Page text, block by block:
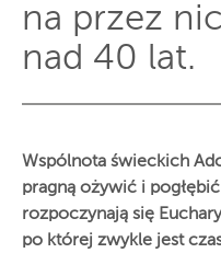
na przez
nad 40 lat.
Wspólnota świeckich
pragną ożywić i
rozpoczynają się
po której zwykle jest